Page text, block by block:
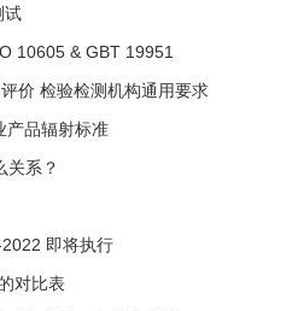
试
10605 & GBT 19951
价 检验检测机构通用要求
产品辐射标准
关系？
即将执行
对比表